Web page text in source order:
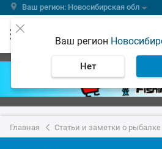
Ваш регион: Новосибирская обл
Ваш регион
Нет
Главная Статьи и заметки о рыбалке